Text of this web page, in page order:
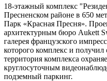
18-этажный комплекс
Пресненском районе в 650
Парк «Красная Пресня».
архитектурным бюро Aukett
галерея французского
которого комплекс и
территория комплекса
круглосуточным
подземный паркинг.